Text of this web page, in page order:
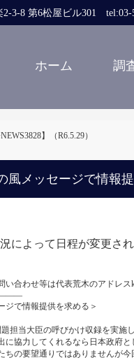
2-3-8 第6松屋ビル301 tel:03-
ホーム 調
】（R6.5.29）
メッセージで情報
によって日程が変更さ
合わせ等は代表荒木のアドレス
ジで情報提供を求める＞
担当大臣の呼びかけ収録を実
に協力してくれるなら日本政府
ちの要望通りではありませんが